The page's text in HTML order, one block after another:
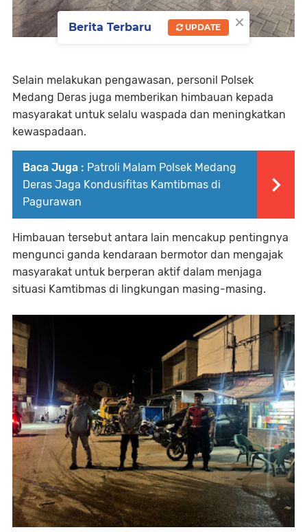
Selain melakukan pengawasan, personil Polsek
Medang Deras juga memberikan himbauan kepada
masyarakat untuk selalu waspada dan meningkatkan
kewaspadaan.
Baca Juga : Patroli Malam Polsek Medang
Deras Jaga Kondusifitas Kamtibmas di
Pagurawan
Himbauan tersebut antara lain mencakup pentingnya
mengunci ganda kendaraan bermotor dan mengajak
masyarakat untuk berperan aktif dalam menjaga
situasi Kamtibmas di lingkungan masing-masing.
×
Berita Terbaru UPDATE